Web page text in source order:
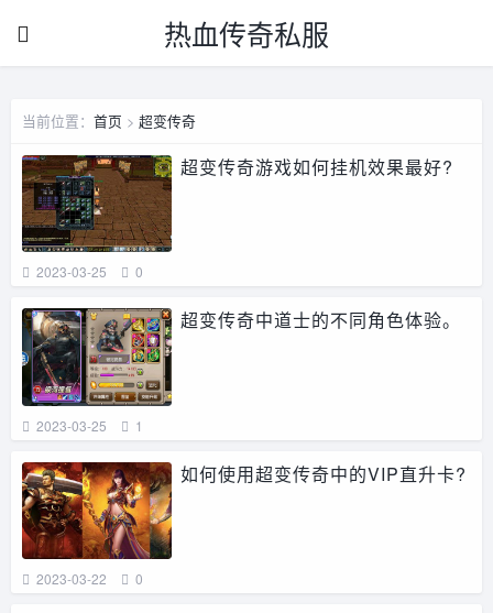
热血传奇私服
当前位置： 首页 > 超变传奇
超变传奇游戏如何挂机效果最好?
2023-03-25 0
超变传奇中道士的不同角色体验。
2023-03-25 1
如何使用超变传奇中的VIP直升卡?
2023-03-22 0